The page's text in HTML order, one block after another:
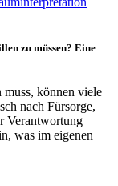
zu müssen? Eine
können viele
nach Fürsorge,
Verantwortung
was im eigenen